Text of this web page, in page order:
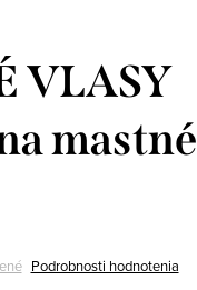
VLASY
mastné
Podrobnosti hodnotenia